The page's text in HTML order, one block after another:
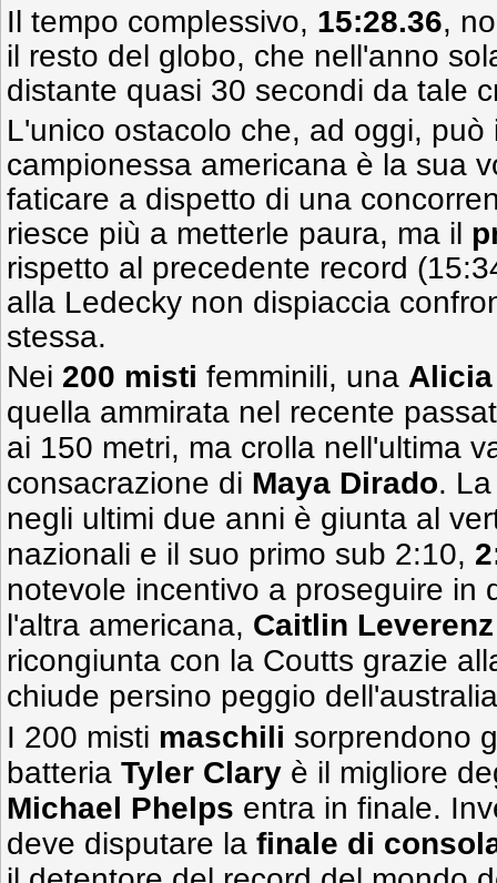
Il tempo complessivo, 15:28.36,
il resto del globo, che nell'anno
distante quasi 30 secondi da tale
L'unico ostacolo che, ad oggi, può
campionessa americana è la sua
faticare a dispetto di una
riesce più a metterle paura, ma il
rispetto al precedente record
alla Ledecky non dispiaccia
stessa.
Nei 200 misti femminili, una
quella ammirata nel recente
ai 150 metri, ma crolla nell'ultima
consacrazione di Maya Dirado.
negli ultimi due anni è giunta al
nazionali e il suo primo sub 2:10,
notevole incentivo a proseguire in
l'altra americana, Caitlin Leverenz
ricongiunta con la Coutts grazie
chiude persino peggio
I 200 misti maschili sorprendono
batteria Tyler Clary è il migliore
Michael Phelps entra in finale.
deve disputare la finale di